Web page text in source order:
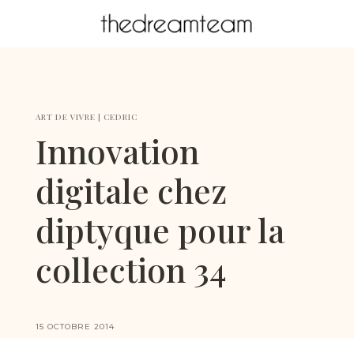
ART DE VIVRE | CEDRIC
Innovation
digitale chez
diptyque pour la
collection 34
15 OCTOBRE 2014